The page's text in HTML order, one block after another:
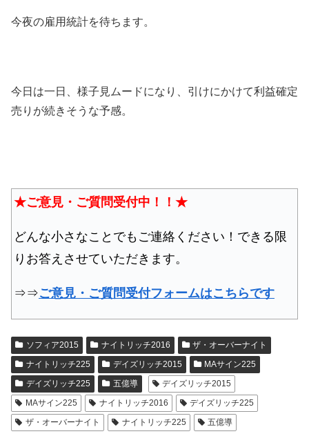
今夜の雇用統計を待ちます。
今日は一日、様子見ムードになり、引けにかけて利益確定
売りが続きそうな予感。
★ご意見・ご質問受付中！！★
どんな小さなことでもご連絡ください！できる限
りお答えさせていただきます。
⇒⇒ご意見・ご質問受付フォームはこちらです
ソフィア2015 ナイトリッチ2016
ザ・オーバーナイト
ナイトリッチ225
デイズリッチ2015
MAサイン225
デイズリッチ225
五億導
デイズリッチ2015
MAサイン225
ナイトリッチ2016
デイズリッチ225
ザ・オーバーナイト
ナイトリッチ225 五億導